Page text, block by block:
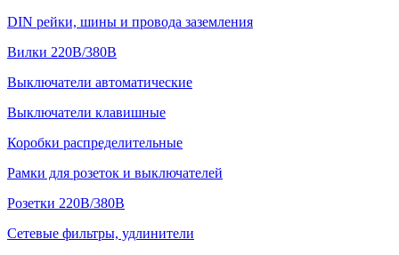
DIN рейки, шины и провода заземления
Вилки 220В/380В
Выключатели автоматические
Выключатели клавишные
Коробки распределительные
Рамки для розеток и выключателей
Розетки 220В/380В
Сетевые фильтры, удлинители